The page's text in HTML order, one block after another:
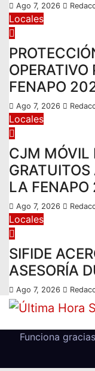
Ago 7, 2026
Locales
FENAPO
Ago 7, 2026
Locales
CJM MÓVIL
LA
Ago 7, 2026
Locales
SIFIDE
ASESORÍA
Ago 7, 2026
Funciona